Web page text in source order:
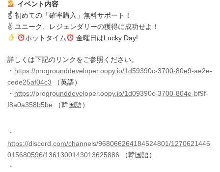
イベント内容
☝️ 初めての「確率購入」無料サポート！
✌️ ユニーク、レジェンダリーの獲得に成功せよ！
ホットタイム
金曜日はLucky Day!
詳しくは下記のリンクをご参照ください。
・ https://progrounddeveloper.oopy.io/1d59390c-3700-80e9-ae2e-
cede25af04c3 （英語）
・ https://progrounddeveloper.oopy.io/1d09390c-3700-804e-bf9f-
f8a0a358b5be （韓国語）
・
https://discord.com/channels/968066264184524801/1270621446
015680596/1361300143013625886 （韓国語）
・